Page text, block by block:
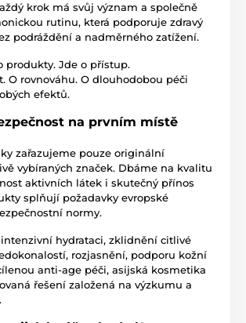
krok má svůj význam a společně
rutinu, která podporuje zdravý
podráždění a nadměrného zatížení.
produkty. Jde o přístup.
O rovnováhu. O dlouhodobou péči
efektů.
na prvním místě
zařazujeme pouze originální
vybíraných značek. Dbáme na kvalitu
aktivních látek i skutečný přínos
splňují požadavky evropské
normy.
hydrataci, zklidnění citlivé
rozjasnění, podporu kožní
anti-age péči, asijská kosmetika
řešení založená na výzkumu a